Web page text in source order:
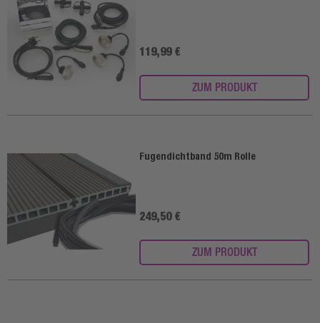
119,99 €
ZUM PRODUKT
Fugendichtband 50m Rolle
249,50 €
ZUM PRODUKT